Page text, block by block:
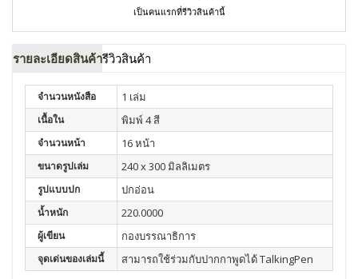
เป็นคนแรกที่รีวิวสินค้านี้
รายละเอียดสินค้ารีวิวสินค้า
จำนวนหนังสือ 1 เล่ม
เนื้อใน พิมพ์ 4 สี
จำนวนหน้า 16 หน้า
ขนาดรูปเล่ม 240 x 300 มิลลิเมตร
รูปแบบปก ปกอ่อน
น้ำหนัก 220.0000
ผู้เขียน กองบรรณาธิการ
จุดเด่นของเล่มนี้ สามารถใช้ร่วมกับปากกาพูดได้ TalkingPen